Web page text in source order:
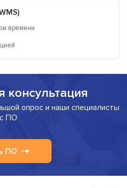
времени
консультация
опрос и наши специалисты
ПО
ПО